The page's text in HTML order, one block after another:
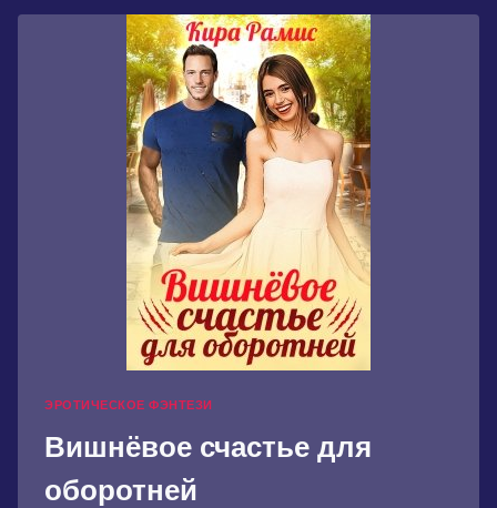
ЭРОТИЧЕСКОЕ ФЭНТЕЗИ
Вишнёвое счастье для
оборотней